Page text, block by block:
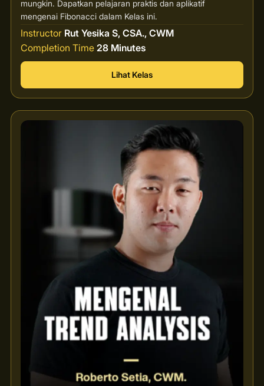
mungkin. Dapatkan pelajaran praktis dan aplikatif
mengenai Fibonacci dalam Kelas ini.
Instructor Rut Yesika S, CSA., CWM
Completion Time 28 Minutes
Lihat Kelas